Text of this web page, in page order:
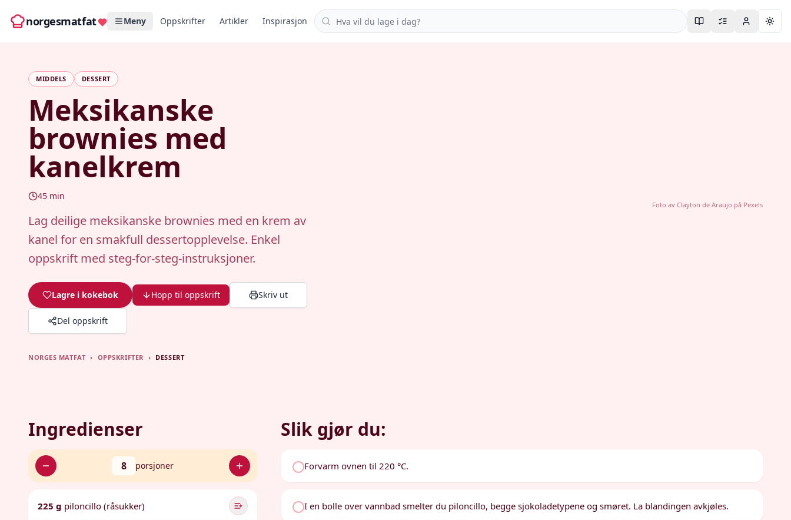
norgesmatfat Meny Oppskrifter Artikler Inspirasjon Søk i oppskrifter
MIDDELS DESSERT
Meksikanske
brownies med
kanelkrem
45 min
Lag deilige meksikanske brownies med en krem av
kanel for en smakfull dessertopplevelse. Enkel
oppskrift med steg-for-steg-instruksjoner.
Lagre i kokebok Hopp til oppskrift Skriv ut
Del oppskrift
Foto av Clayton de Araujo på Pexels
NORGES MATFAT › OPPSKRIFTER › DESSERT
Ingredienser
8 porsjoner
225 g piloncillo (råsukker)
Slik gjør du:
Forvarm ovnen til 220 °C.
I en bolle over vannbad smelter du piloncillo, begge sjokoladetypene og smøret. La blandingen avkjøles.